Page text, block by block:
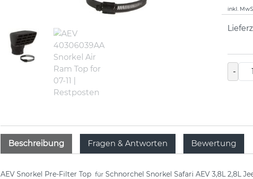
inkl.
-
Beschreibung Fragen & Antworten Bewertung
AEV Snorkel Pre-Filter Top fürSchnorchel Snorkel Safari AEV 3,8L 2,8L